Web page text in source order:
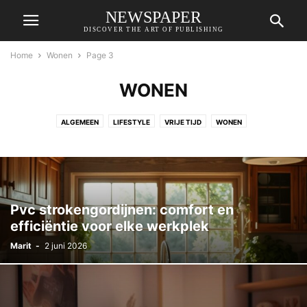
NEWSPAPER
DISCOVER THE ART OF PUBLISHING
Home Wonen Page 3
WONEN
ALGEMEEN LIFESTYLE VRIJE TIJD WONEN
Pvc strokengordijnen: comfort en
efficiëntie voor elke werkplek
Marit - 2 juni 2026